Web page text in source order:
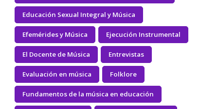
Educación Sexual Integral y Música
Efemérides y Música Ejecución Instrumental
El Docente de Música Entrevistas
Evaluación en música Folklore
Fundamentos de la música en educación